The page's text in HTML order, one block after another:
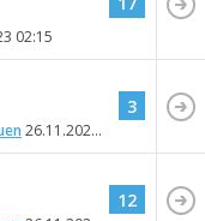
02:15
26.11.2023
3
12